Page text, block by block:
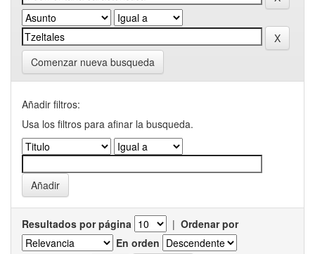
Comenzar nueva busqueda
Añadir filtros:
Usa los filtros para afinar la busqueda.
Resultados por página | Ordenar por
En orden